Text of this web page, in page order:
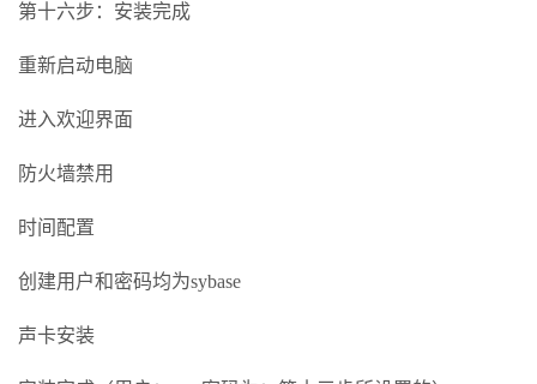
第十六步：安装完成
重新启动电脑
进入欢迎界面
防火墙禁用
时间配置
创建用户和密码均为sybase
声卡安装